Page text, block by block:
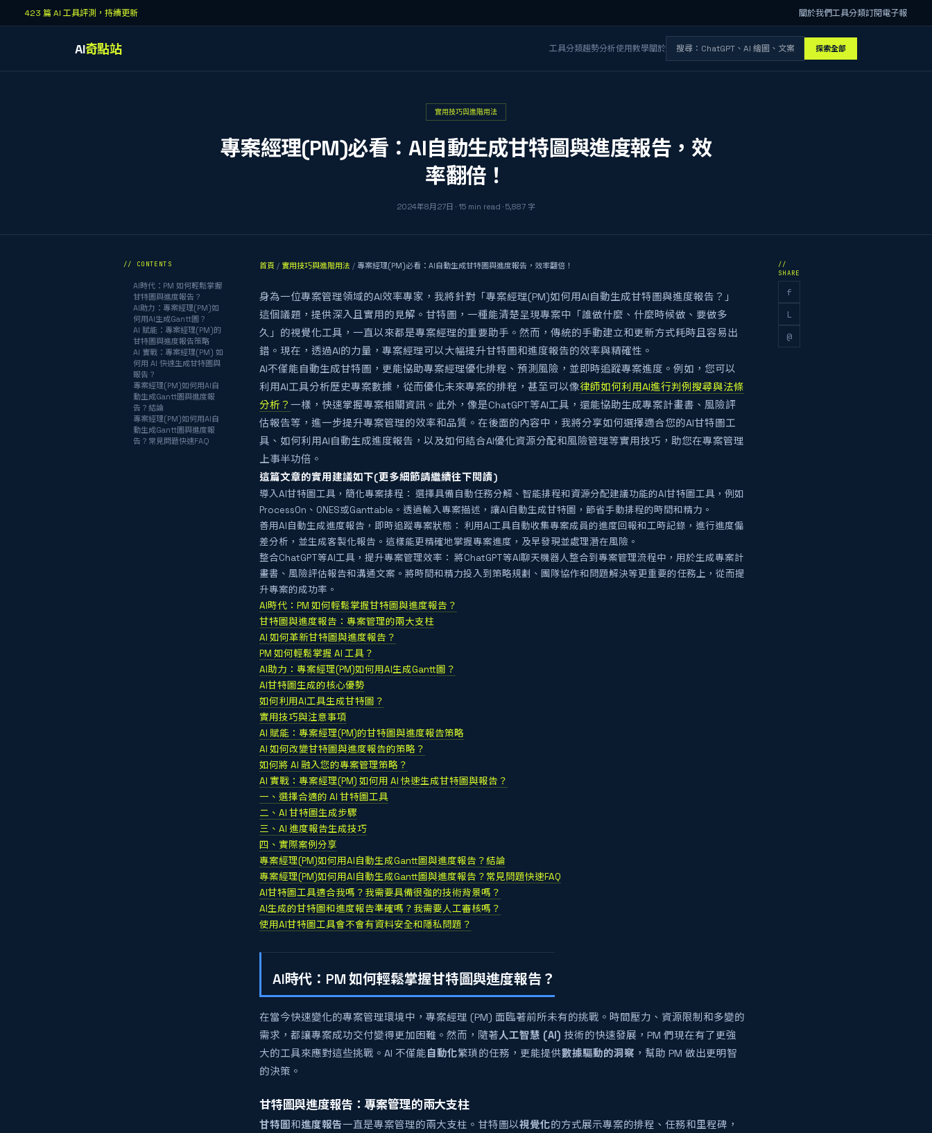
423 篇 AI 工具評測，持續更新 關於我們工具分類訂閱電子報
AI奇點站 工具分類趨勢分析使用教學關於 探索全部
實用技巧與進階用法
專案經理(PM)必看：AI自動生成甘特圖與進度報告，效
率翻倍！
2024年8月27日 · 15 min read · 5,887 字
// CONTENTS
AI時代：PM 如何輕鬆掌握
甘特圖與進度報告？
AI助力：專案經理(PM)如
何用AI生成Gantt圖？
AI 賦能：專案經理(PM)的
甘特圖與進度報告策略
AI 實戰：專案經理(PM) 如
何用 AI 快速生成甘特圖與
報告？
專案經理(PM)如何用AI自
動生成Gantt圖與進度報
告？結論
專案經理(PM)如何用AI自
動生成Gantt圖與進度報
告？常見問題快速FAQ
首頁 / 實用技巧與進階用法 / 專案經理(PM)必看：AI自動生成甘特圖與進度報告，效率翻倍！
身為一位專案管理領域的AI效率專家，我將針對「專案經理(PM)如何用AI自動生成甘特圖與進度報告？」
這個議題，提供深入且實用的見解。甘特圖，一種能清楚呈現專案中「誰做什麼、什麼時候做、要做多
久」的視覺化工具，一直以來都是專案經理的重要助手。然而，傳統的手動建立和更新方式耗時且容易出
錯。現在，透過AI的力量，專案經理可以大幅提升甘特圖和進度報告的效率與精確性。
AI不僅能自動生成甘特圖，更能協助專案經理優化排程、預測風險，並即時追蹤專案進度。例如，您可以
利用AI工具分析歷史專案數據，從而優化未來專案的排程，甚至可以像律師如何利用AI進行判例搜尋與法條
分析？ 一樣，快速掌握專案相關資訊。此外，像是ChatGPT等AI工具，還能協助生成專案計畫書、風險評
估報告等，進一步提升專案管理的效率和品質。在後面的內容中，我將分享如何選擇適合您的AI甘特圖工
具、如何利用AI自動生成進度報告，以及如何結合AI優化資源分配和風險管理等實用技巧，助您在專案管理
上事半功倍。
這篇文章的實用建議如下(更多細節請繼續往下閱讀)
導入AI甘特圖工具，簡化專案排程： 選擇具備自動任務分解、智能排程和資源分配建議功能的AI甘特圖工具，例如
ProcessOn、ONES或Ganttable。透過輸入專案描述，讓AI自動生成甘特圖，節省手動排程的時間和精力。
善用AI自動生成進度報告，即時追蹤專案狀態： 利用AI工具自動收集專案成員的進度回報和工時記錄，進行進度偏
差分析，並生成客製化報告。這樣能更精確地掌握專案進度，及早發現並處理潛在風險。
整合ChatGPT等AI工具，提升專案管理效率： 將ChatGPT等AI聊天機器人整合到專案管理流程中，用於生成專案計
畫書、風險評估報告和溝通文案。將時間和精力投入到策略規劃、團隊協作和問題解決等更重要的任務上，從而提
升專案的成功率。
AI時代：PM 如何輕鬆掌握甘特圖與進度報告？
甘特圖與進度報告：專案管理的兩大支柱
AI 如何革新甘特圖與進度報告？
PM 如何輕鬆掌握 AI 工具？
AI助力：專案經理(PM)如何用AI生成Gantt圖？
AI甘特圖生成的核心優勢
如何利用AI工具生成甘特圖？
實用技巧與注意事項
AI 賦能：專案經理(PM)的甘特圖與進度報告策略
AI 如何改變甘特圖與進度報告的策略？
如何將 AI 融入您的專案管理策略？
AI 實戰：專案經理(PM) 如何用 AI 快速生成甘特圖與報告？
一、選擇合適的 AI 甘特圖工具
二、AI 甘特圖生成步驟
三、AI 進度報告生成技巧
四、實際案例分享
專案經理(PM)如何用AI自動生成Gantt圖與進度報告？結論
專案經理(PM)如何用AI自動生成Gantt圖與進度報告？常見問題快速FAQ
AI甘特圖工具適合我嗎？我需要具備很強的技術背景嗎？
AI生成的甘特圖和進度報告準確嗎？我需要人工審核嗎？
使用AI甘特圖工具會不會有資料安全和隱私問題？
AI時代：PM 如何輕鬆掌握甘特圖與進度報告？
在當今快速變化的專案管理環境中，專案經理 (PM) 面臨著前所未有的挑戰。時間壓力、資源限制和多變的
需求，都讓專案成功交付變得更加困難。然而，隨著人工智慧 (AI) 技術的快速發展，PM 們現在有了更強
大的工具來應對這些挑戰。AI 不僅能自動化繁瑣的任務，更能提供數據驅動的洞察 ，幫助 PM 做出更明智
的決策。
甘特圖與進度報告：專案管理的兩大支柱
甘特圖 和進度報告一直是專案管理的兩大支柱。甘特圖以視覺化的方式展示專案的排程、任務和里程碑，
//
SHARE
f
L
@